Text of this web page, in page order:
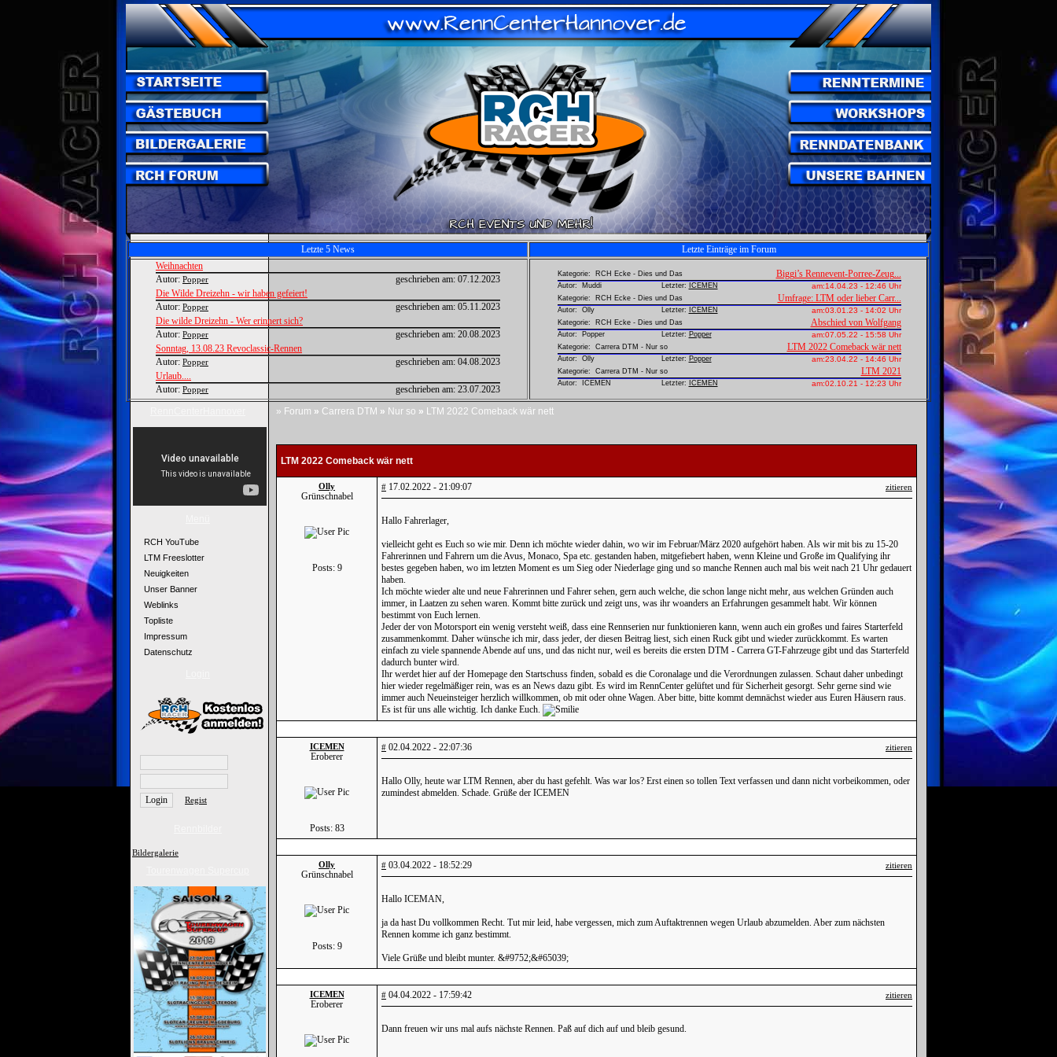
Letzte 5 News
Letzte Einträge im Forum
Weihnachten
Autor: Popper geschrieben am: 07.12.2023
Die Wilde Dreizehn - wir haben gefeiert!
Autor: Popper geschrieben am: 05.11.2023
Die wilde Dreizehn - Wer erinnert sich?
Autor: Popper geschrieben am: 20.08.2023
Sonntag, 13.08.23 Revoclassic-Rennen
Autor: Popper geschrieben am: 04.08.2023
Urlaub....
Autor: Popper geschrieben am: 23.07.2023
Kategorie: RCH Ecke - Dies und Das Biggi’s Rennevent-Porree-Zeug...
Autor: Muddi Letzter: ICEMEN am:14.04.23 - 12:46 Uhr
Kategorie: RCH Ecke - Dies und Das Umfrage: LTM oder lieber Carr...
Autor: Olly Letzter: ICEMEN am:03.01.23 - 14:02 Uhr
Kategorie: RCH Ecke - Dies und Das Abschied von Wolfgang
Autor: Popper Letzter: Popper am:07.05.22 - 15:58 Uhr
Kategorie: Carrera DTM - Nur so LTM 2022 Comeback wär nett
Autor: Olly Letzter: Popper am:23.04.22 - 14:46 Uhr
Kategorie: Carrera DTM - Nur so LTM 2021
Autor: ICEMEN Letzter: ICEMEN am:02.10.21 - 12:23 Uhr
RCH YouTube
LTM Freeslotter
Neuigkeiten
Unser Banner
Weblinks
Topliste
Impressum
Datenschutz
Regist
Bildergalerie
» Forum » Carrera DTM » Nur so » LTM 2022 Comeback wär nett
LTM 2022 Comeback wär nett
Olly
Grünschnabel
Posts: 9
# 17.02.2022 - 21:09:07 zitieren
Hallo Fahrerlager,
vielleicht geht es Euch so wie mir. Denn ich möchte wieder dahin, wo wir im Februar/März 2020 aufgehört haben. Als wir mit bis zu 15-20
Fahrerinnen und Fahrern um die Avus, Monaco, Spa etc. gestanden haben, mitgefiebert haben, wenn Kleine und Große im Qualifying ihr
bestes gegeben haben, wo im letzten Moment es um Sieg oder Niederlage ging und so manche Rennen auch mal bis weit nach 21 Uhr gedauert
haben.
Ich möchte wieder alte und neue Fahrerinnen und Fahrer sehen, gern auch welche, die schon lange nicht mehr, aus welchen Gründen auch
immer, in Laatzen zu sehen waren. Kommt bitte zurück und zeigt uns, was ihr woanders an Erfahrungen gesammelt habt. Wir können
bestimmt von Euch lernen.
Jeder der von Motorsport ein wenig versteht weiß, dass eine Rennserien nur funktionieren kann, wenn auch ein großes und faires Starterfeld
zusammenkommt. Daher wünsche ich mir, dass jeder, der diesen Beitrag liest, sich einen Ruck gibt und wieder zurückkommt. Es warten
einfach zu viele spannende Abende auf uns, und das nicht nur, weil es bereits die ersten DTM - Carrera GT-Fahrzeuge gibt und das Starterfeld
dadurch bunter wird.
Ihr werdet hier auf der Homepage den Startschuss finden, sobald es die Coronalage und die Verordnungen zulassen. Schaut daher unbedingt
hier wieder regelmäßiger rein, was es an News dazu gibt. Es wird im RennCenter gelüftet und für Sicherheit gesorgt. Sehr gerne sind wie
immer auch Neueinsteiger herzlich willkommen, ob mit oder ohne Wagen. Aber bitte, bitte kommt demnächst wieder aus Euren Häusern raus.
Es ist für uns alle wichtig. Ich danke Euch.
ICEMEN
Eroberer
Posts: 83
# 02.04.2022 - 22:07:36 zitieren
Hallo Olly, heute war LTM Rennen, aber du hast gefehlt. Was war los? Erst einen so tollen Text verfassen und dann nicht vorbeikommen, oder
zumindest abmelden. Schade. Grüße der ICEMEN
Olly
Grünschnabel
Posts: 9
# 03.04.2022 - 18:52:29 zitieren
Hallo ICEMAN,
ja da hast Du vollkommen Recht. Tut mir leid, habe vergessen, mich zum Auftaktrennen wegen Urlaub abzumelden. Aber zum nächsten
Rennen komme ich ganz bestimmt.
Viele Grüße und bleibt munter. &#9752;&#65039;
ICEMEN
Eroberer
# 04.04.2022 - 17:59:42 zitieren
Dann freuen wir uns mal aufs nächste Rennen. Paß auf dich auf und bleib gesund.